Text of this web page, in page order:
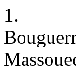
1.